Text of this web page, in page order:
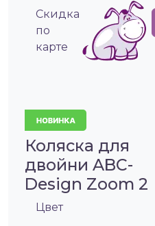
Cкидка
по
карте
Коляска для
двойни ABC-
Design Zoom 2
Цвет